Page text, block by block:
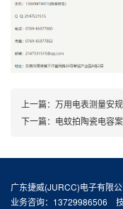
上一篇： 万用电表测量安
下一篇： 电蚊拍陶瓷电容
广东捷威(JURCC)电子有限
业务咨询：13729986506